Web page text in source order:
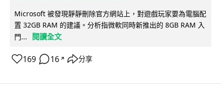
Microsoft 被發現靜靜刪除官方網站上，對遊戲玩家要為電腦配
置 32GB RAM 的建議。分析指微軟同時新推出的 8GB RAM 入
門...
閱讀全文
169 16 ↗ 分享